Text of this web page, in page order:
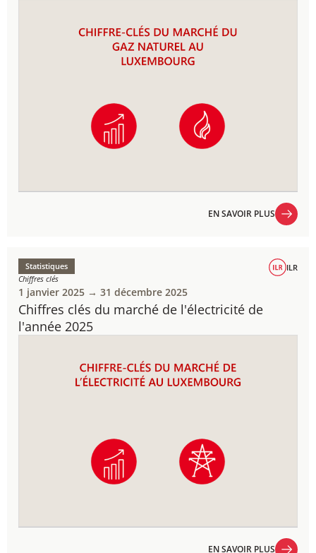
EN SAVOIR PLUS
Chiffres clés du marché de l'électricité de
l'année 2025
Statistiques
Chiffres clés
ILR
1 janvier 2025 → 31 décembre 2025
EN SAVOIR PLUS